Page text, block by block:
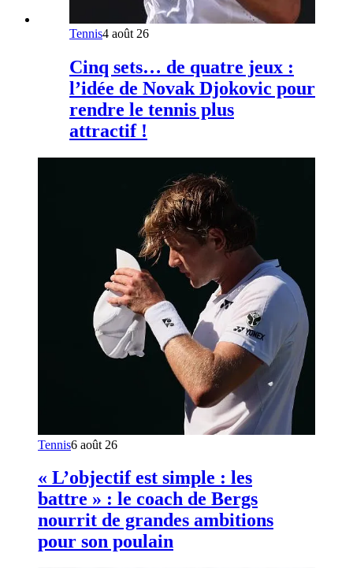
Tennis4 août 26
Cinq sets… de quatre jeux :
l’idée de Novak Djokovic pour
rendre le tennis plus
attractif !
Tennis6 août 26
« L’objectif est simple : les
battre » : le coach de Bergs
nourrit de grandes ambitions
pour son poulain